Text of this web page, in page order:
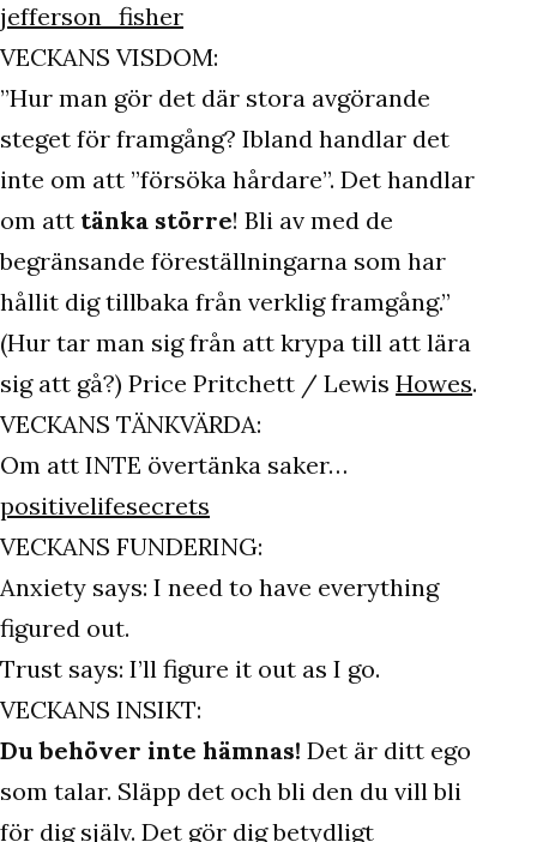
jefferson_fisher
VECKANS VISDOM:
”Hur man gör det där stora avgörande
steget för framgång? Ibland handlar det
inte om att ”försöka hårdare”. Det handlar
om att tänka större! Bli av med de
begränsande föreställningarna som har
hållit dig tillbaka från verklig framgång.”
(Hur tar man sig från att krypa till att lära
sig att gå?) Price Pritchett / Lewis Howes.
VECKANS TÄNKVÄRDA:
Om att INTE övertänka saker…
positivelifesecrets
VECKANS FUNDERING:
Anxiety says: I need to have everything
figured out.
Trust says: I’ll figure it out as I go.
VECKANS INSIKT:
Du behöver inte hämnas! Det är ditt ego
som talar. Släpp det och bli den du vill bli
för dig själv. Det gör dig betydligt